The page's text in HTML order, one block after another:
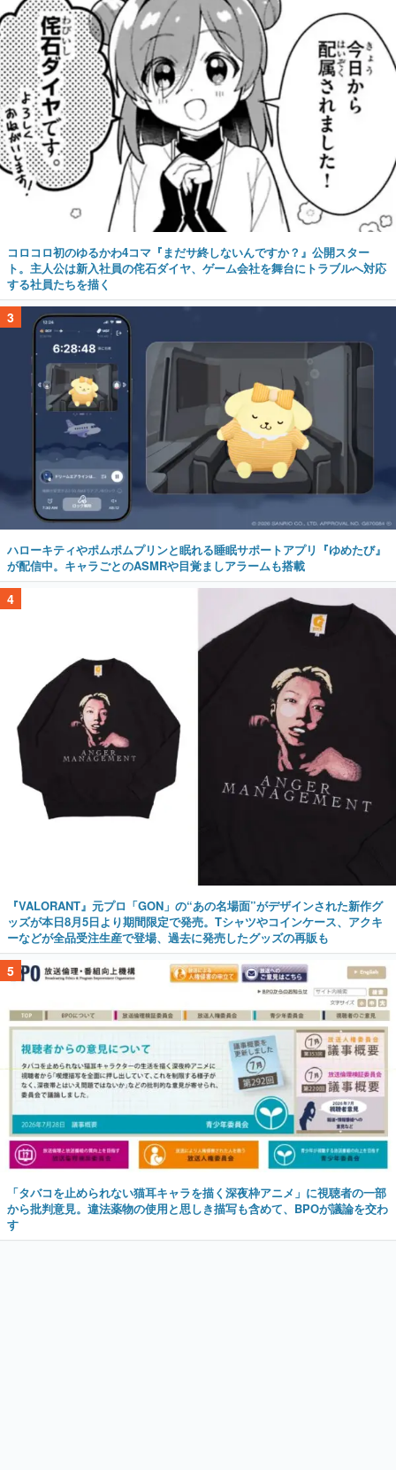
コロコロ初のゆるかわ4コマ『まだサ終しないんですか？』公開スター
ト。主人公は新入社員の侘石ダイヤ、ゲーム会社を舞台にトラブルへ対応
する社員たちを描く
3
ハローキティやポムポムプリンと眠れる睡眠サポートアプリ『ゆめたび』
が配信中。キャラごとのASMRや目覚ましアラームも搭載
4
『VALORANT』元プロ「GON」の“あの名場面”がデザインされた新作グ
ッズが本日8月5日より期間限定で発売。Tシャツやコインケース、アクキ
ーなどが全品受注生産で登場、過去に発売したグッズの再販も
5
「タバコを止められない猫耳キャラを描く深夜枠アニメ」に視聴者の一部
から批判意見。違法薬物の使用と思しき描写も含めて、BPOが議論を交わ
す